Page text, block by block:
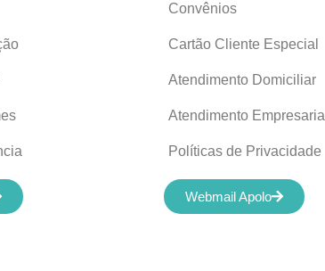
Convênios
Cartão Cliente Especial
Atendimento Domiciliar
Atendimento Empresarial
Políticas de Privacidade
Webmail Apolo